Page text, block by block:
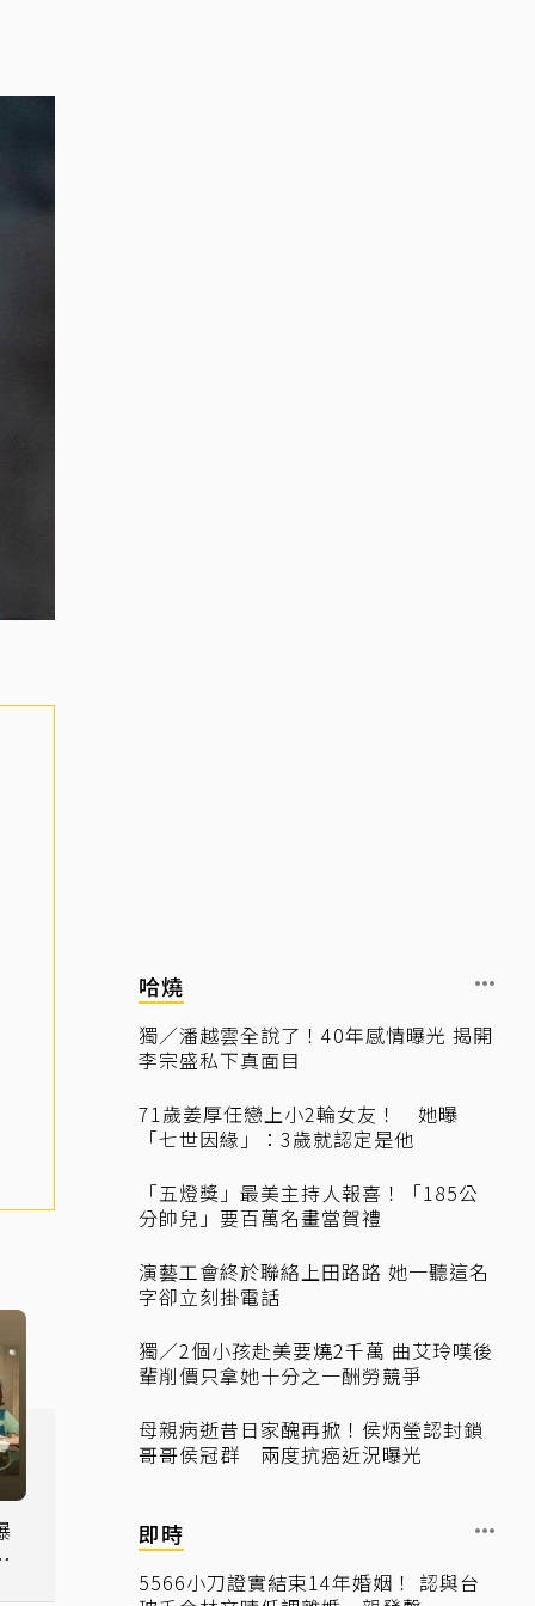
哈燒
獨／潘越雲全說了！40年感情曝光 揭開
李宗盛私下真面目
71歲姜厚任戀上小2輪女友！ 她曝
「七世因緣」：3歲就認定是他
「五燈獎」最美主持人報喜！「185公
分帥兒」要百萬名畫當賀禮
演藝工會終於聯絡上田路路 她一聽這名
字卻立刻掛電話
獨／2個小孩赴美要燒2千萬 曲艾玲嘆後
輩削價只拿她十分之一酬勞競爭
母親病逝昔日家醜再掀！侯炳瑩認封鎖
哥哥侯冠群 兩度抗癌近況曝光
即時
5566小刀證實結束14年婚姻！ 認與台